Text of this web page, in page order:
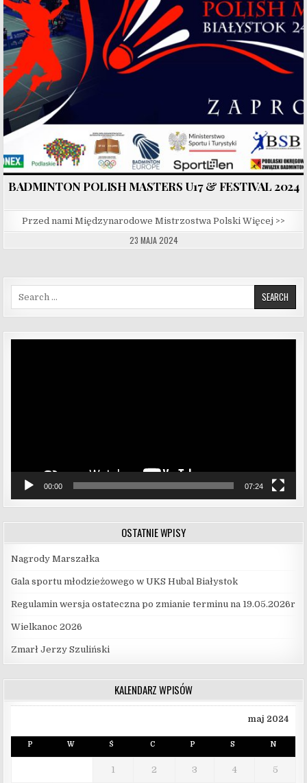
BADMINTON POLISH MASTERS U17 & FESTIVAL 2024
Przed nami Międzynarodowe Mistrzostwa Polski Więcej >>
23 MAJA 2024
00:00 07:24
OSTATNIE WPISY
Nagrody Marszałka
Gala sportu młodzieżowego w UKS Hubal Białystok
Regulamin wersja ostateczna po zmianie terminu na 19.05.2026r
Wielkanoc 2026
Zmarł Jerzy Szuliński
KALENDARZ WPISÓW
maj 2024
P W Ś C P S N
1 2 3 4 5